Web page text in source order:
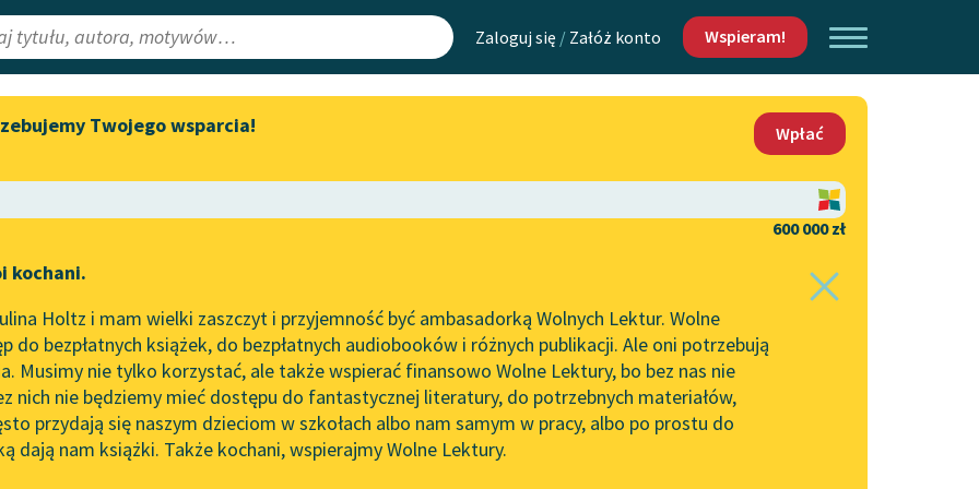
Zaloguj się / Załóż konto Wspieram!
Lektury
redakcyjne
Aktualności
„Prokurator Alicja Horn” do
literatury skandynawskiej
Spotkanie z Katarzyną Tunkiel
w Oslo
102. lata temu zmarł Joseph
Conrad
Mapa Wolnych Lektur
Leśmianator
API
OAI-PMH
Widget Wolnych Lektur
Kontakt
O projekcie
Zasady wykorzystania
Wolnych Lektur
Logotypy
Materiały promocyjne
Twojego wsparcia!
Wpłać
600 000 zł
kochani.
Holtz i mam wielki zaszczyt i przyjemność być ambasadorką Wolnych Lektur. Wolne
do bezpłatnych książek, do bezpłatnych audiobooków i różnych publikacji. Ale oni potrzebują
Musimy nie tylko korzystać, ale także wspierać finansowo Wolne Lektury, bo bez nas nie
nich nie będziemy mieć dostępu do fantastycznej literatury, do potrzebnych materiałów,
przydają się naszym dzieciom w szkołach albo nam samym w pracy, albo po prostu do
dają nam książki. Także kochani, wspierajmy Wolne Lektury.
✖ Powieść✖